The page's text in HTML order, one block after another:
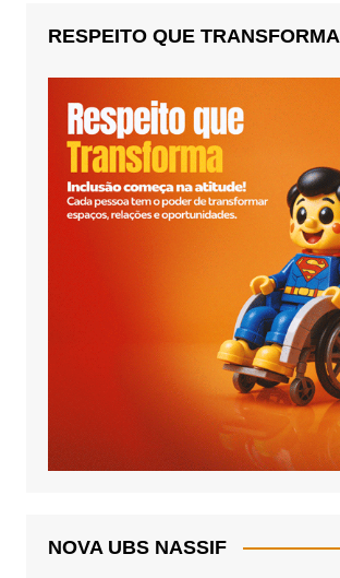
RESPEITO QUE TRANSFORMA
NOVA UBS NASSIF